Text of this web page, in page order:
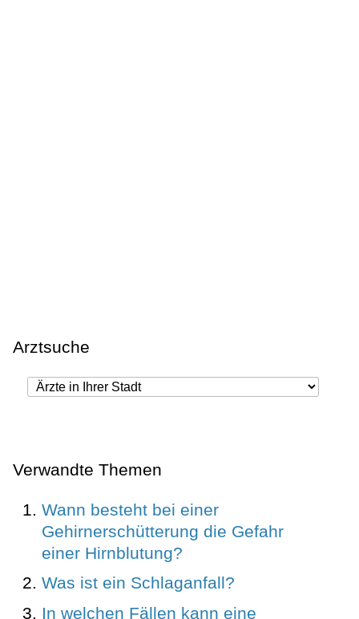
Arztsuche
Verwandte Themen
Wann besteht bei einer
Gehirnerschütterung die Gefahr
einer Hirnblutung?
Was ist ein Schlaganfall?
In welchen Fällen kann eine